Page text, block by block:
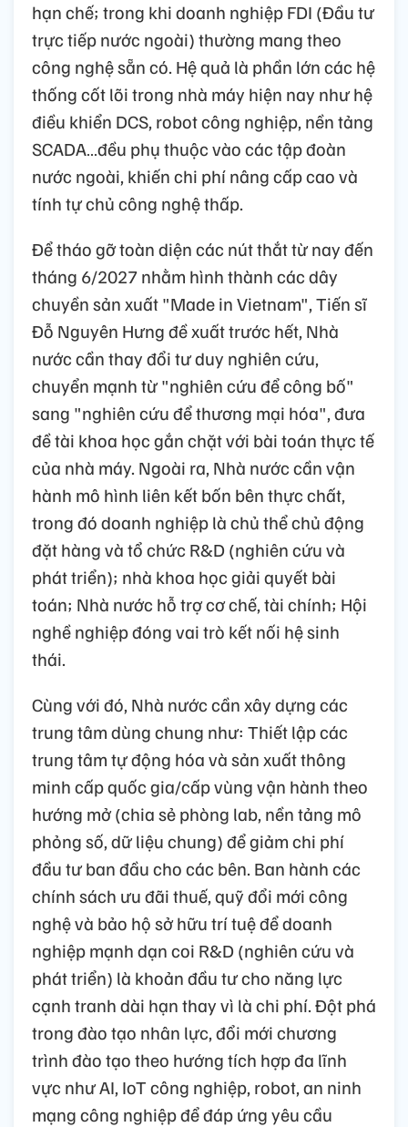
hạn chế; trong khi doanh nghiệp FDI (Đầu tư
trực tiếp nước ngoài) thường mang theo
công nghệ sẵn có. Hệ quả là phần lớn các hệ
thống cốt lõi trong nhà máy hiện nay như hệ
điều khiển DCS, robot công nghiệp, nền tảng
SCADA…đều phụ thuộc vào các tập đoàn
nước ngoài, khiến chi phí nâng cấp cao và
tính tự chủ công nghệ thấp.
Để tháo gỡ toàn diện các nút thắt từ nay đến
tháng 6/2027 nhằm hình thành các dây
chuyền sản xuất "Made in Vietnam", Tiến sĩ
Đỗ Nguyên Hưng đề xuất trước hết, Nhà
nước cần thay đổi tư duy nghiên cứu,
chuyển mạnh từ "nghiên cứu để công bố"
sang "nghiên cứu để thương mại hóa", đưa
đề tài khoa học gắn chặt với bài toán thực tế
của nhà máy. Ngoài ra, Nhà nước cần vận
hành mô hình liên kết bốn bên thực chất,
trong đó doanh nghiệp là chủ thể chủ động
đặt hàng và tổ chức R&D (nghiên cứu và
phát triển); nhà khoa học giải quyết bài
toán; Nhà nước hỗ trợ cơ chế, tài chính; Hội
nghề nghiệp đóng vai trò kết nối hệ sinh
thái.
Cùng với đó, Nhà nước cần xây dựng các
trung tâm dùng chung như: Thiết lập các
trung tâm tự động hóa và sản xuất thông
minh cấp quốc gia/cấp vùng vận hành theo
hướng mở (chia sẻ phòng lab, nền tảng mô
phỏng số, dữ liệu chung) để giảm chi phí
đầu tư ban đầu cho các bên. Ban hành các
chính sách ưu đãi thuế, quỹ đổi mới công
nghệ và bảo hộ sở hữu trí tuệ để doanh
nghiệp mạnh dạn coi R&D (nghiên cứu và
phát triển) là khoản đầu tư cho năng lực
cạnh tranh dài hạn thay vì là chi phí. Đột phá
trong đào tạo nhân lực, đổi mới chương
trình đào tạo theo hướng tích hợp đa lĩnh
vực như AI, IoT công nghiệp, robot, an ninh
mạng công nghiệp để đáp ứng yêu cầu